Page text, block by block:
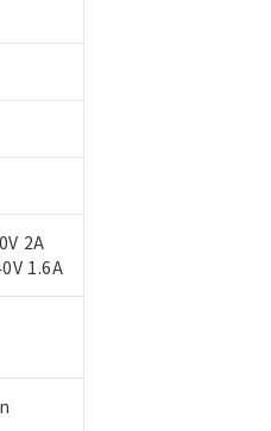
2A
1.6A
当のオムロン制御機器販売店・
をご確認ください。
たは開示しないようお願いしま
I-Webメンバーズにご登録され
囲で利用することをご了承くだ
ェニルエーテル類(PBDE) 1000ppm以下、
す。
ます。
ブチルベンジル) : 1000ppm、
。
刻な影響を及ぼさない年数を意
または役務取引許可)を取得する
容を当該第三者に通知します。
れがある場合は、取り引きをい
はお客様担当のオムロン制御